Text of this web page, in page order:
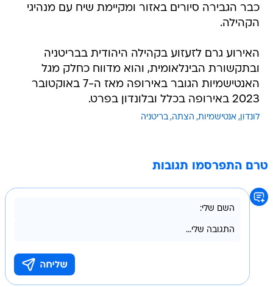
כבר הגבירה סיורים באזור ומקיימת שיח עם מנהיגי
הקהילה.
האירוע גרם לזעזוע בקהילה היהודית בבריטניה
ובתקשורת הבינלאומית, והוא מדווח כחלק מגל
האנטישמיות הגובר באירופה מאז ה-7 באוקטובר
2023 באירופה בכלל ובלונדון בפרט.
לונדון אנטישמיות הצתה בריטניה
טרם התפרסמו תגובות